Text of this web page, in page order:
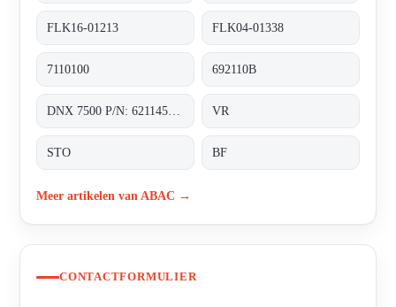
FLK16-01213 FLK04-01338
7110100 692110B
VR
STO BF
Meer artikelen van ABAC →
CONTACTFORMULIER